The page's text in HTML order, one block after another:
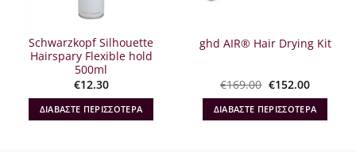
Schwarzkopf Silhouette
Hairspary Flexible hold
500ml
€12.30
ΔΙΑΒΆΣΤΕ ΠΕΡΙΣΣΌΤΕΡΑ
ghd AIR® Hair Drying Kit
€169.00 Original
price
was:
€169.00.
€152.00Η
τιμή
είναι:
€152.00.
ΔΙΑΒΆΣΤΕ ΠΕΡΙΣΣΌΤΕΡΑ